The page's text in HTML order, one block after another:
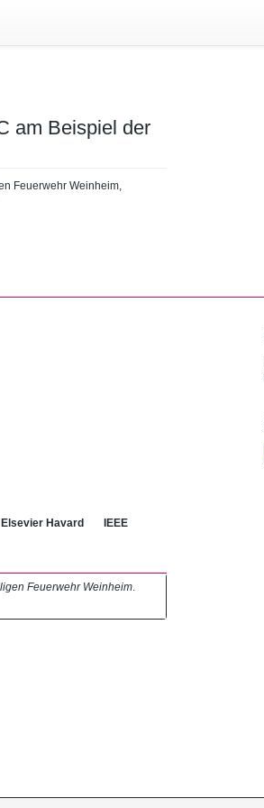
am Beispiel der
Feuerwehr Weinheim,
Elsevier Havard IEEE
Feuerwehr Weinheim